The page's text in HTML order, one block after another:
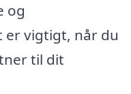
og
er vigtigt, når du
til dit